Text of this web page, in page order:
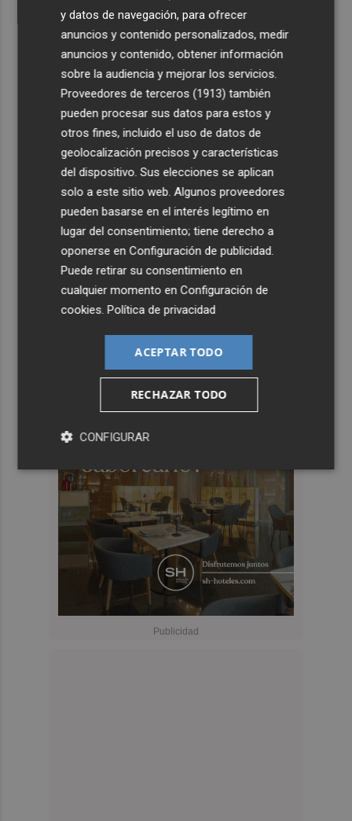
y datos de navegación, para ofrecer
anuncios y contenido personalizados, medir
anuncios y contenido, obtener información
sobre la audiencia y mejorar los servicios.
Proveedores de terceros (1913) también
pueden procesar sus datos para estos y
otros fines, incluido el uso de datos de
geolocalización precisos y características
del dispositivo. Sus elecciones se aplican
solo a este sitio web. Algunos proveedores
pueden basarse en el interés legítimo en
lugar del consentimiento; tiene derecho a
oponerse enConfiguración de publicidad
Puede retirar su consentimiento en
cualquier momento enConfiguración de
cookies .Política de privacidad
ACEPTAR TODO
RECHAZAR TODO
CONFIGURAR